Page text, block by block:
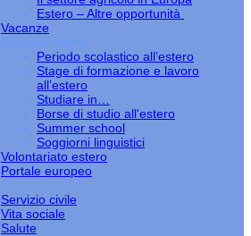
Estero – Altre opportunità
Vacanze
Studiare estero
Periodo scolastico all’estero
Stage di formazione e lavoro
all’estero
Studiare in…
Borse di studio all'estero
Summer school
Soggiorni linguistici
Volontariato estero
Portale europeo
Servizio civile
Vita sociale
Salute